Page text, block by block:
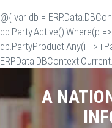
@{ var db =
db.Party.Active().Where(p
db.PartyProduct.Any(i =>
A